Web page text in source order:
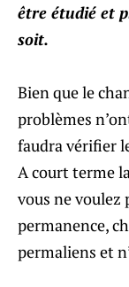
être étudié et
soit.
Bien que le
problèmes
faudra vérifier
A court terme
vous ne voulez
permanence,
permaliens et